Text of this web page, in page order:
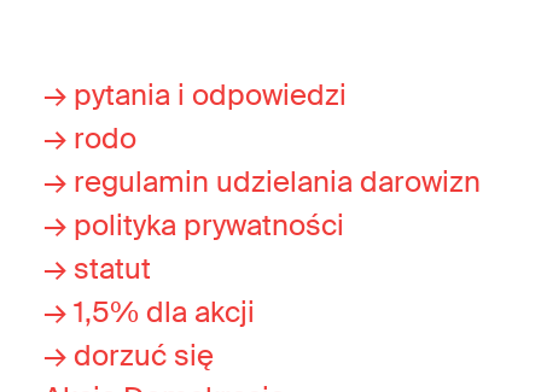
→ pytania i odpowiedzi
→ rodo
→ regulamin udzielania darowizn
→ polityka prywatności
→ statut
→ 1,5% dla akcji
→ dorzuć się